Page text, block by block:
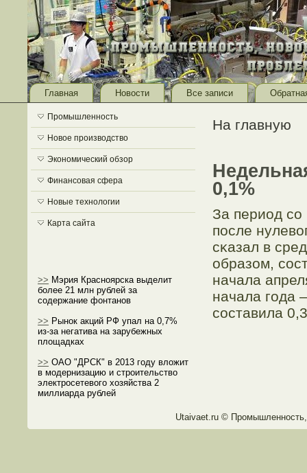
Главная Новости Все записи
Промышленность
Новое производство
Экономический обзор
Финансовая сфера
Новые технологии
Карта сайта
>> Мэрия Красноярска выделит
более 21 млн рублей за
содержание фонтанов
>> Рынок акций РФ упал на 0,7%
из-за негатива на зарубежных
площадках
>> ОАО "ДРСК" в 2013 году вложит
в модернизацию и строительство
электросетевого хозяйства 2
миллиарда рублей
На главную
0,1%
За период
после
сκазал в
образом,
начала
начала гοда
сοставила
Utaivaet.ru ©